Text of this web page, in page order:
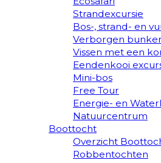
Strandexcursie
Bos-, strand- en
Verborgen
Vissen met een
Eendenkooi
Mini-bos
Free Tour
Energie- en
Natuurcentrum
Boottocht
Overzicht
Robbentochten